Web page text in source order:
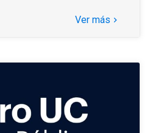
Ver más keyboard_arrow_right